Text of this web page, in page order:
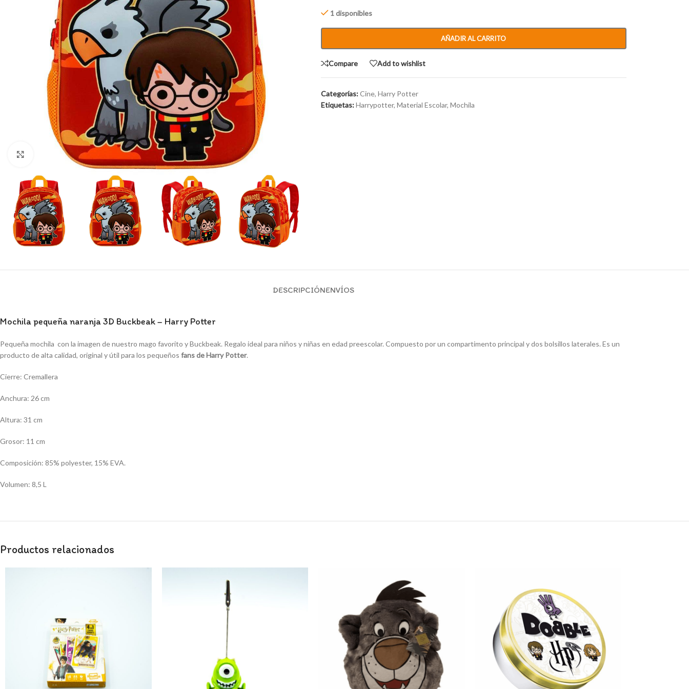
Click to enlarge
1 disponibles
AÑADIR AL CARRITO
Compare Add to wishlist
Categorías:Cine, Harry Potter
Etiquetas:Harrypotter, Material Escolar, Mochila
DESCRIPCIÓNENVÍOS
Mochila pequeña naranja 3D Buckbeak – Harry Potter
Pequeña mochila con la imagen de nuestro mago favorito y Buckbeak. Regalo ideal para niños y niñas en edad preescolar. Compuesto por un compartimento principal y dos bolsillos laterales. Es un
producto de alta calidad, original y útil para los pequeños fans de Harry Potter.
Cierre: Cremallera
Anchura: 26 cm
Altura: 31 cm
Grosor: 11 cm
Composición: 85% polyester, 15% EVA.
Volumen: 8,5 L
Productos relacionados